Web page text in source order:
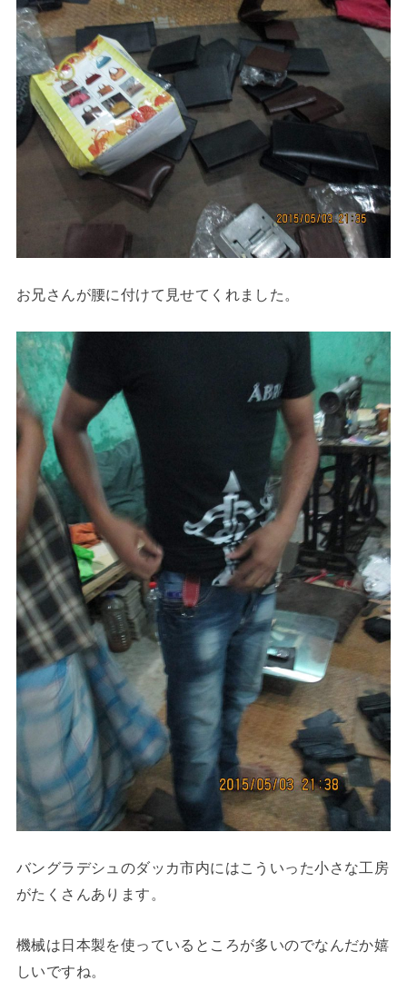
お兄さんが腰に付けて見せてくれました。
バングラデシュのダッカ市内にはこういった小さな工房
がたくさんあります。
機械は日本製を使っているところが多いのでなんだか嬉
しいですね。